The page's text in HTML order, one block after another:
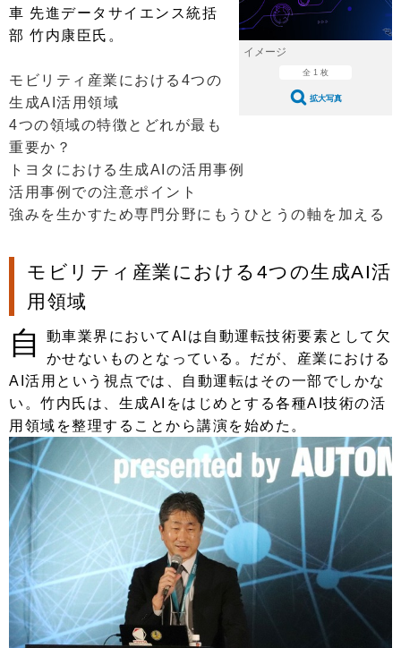
自動車豆知識 ストップ！不具合修理＆粗悪修理
鈑金・塗装
ディテイリング 洗車
コーティング
フィルム・ラッピング
鈑金・塗装
ストップ 不具合修理＆粗悪修理
カーメーカー「旧車」関連プロジェ
クト
ショップ紹介
ショップレポート
レストア
カーメーカー「旧車」関連プロジ
ェクト
イベント
イベント告知
イメージ
全 1 枚
拡大写真
車 先進データサイエンス統括
部 竹内康臣氏。
モビリティ産業における4つの
生成AI活用領域
4つの領域の特徴とどれが最も
重要か？
トヨタにおける生成AIの活用事例
活用事例での注意ポイント
強みを生かすため専門分野にもうひとうの軸を加える
モビリティ産業における4つの生成AI活
用領域
自
動車業界においてAIは自動運転技術要素として欠
かせないものとなっている。だが、産業における
AI活用という視点では、自動運転はその一部でしかな
い。竹内氏は、生成AIをはじめとする各種AI技術の活
用領域を整理することから講演を始めた。